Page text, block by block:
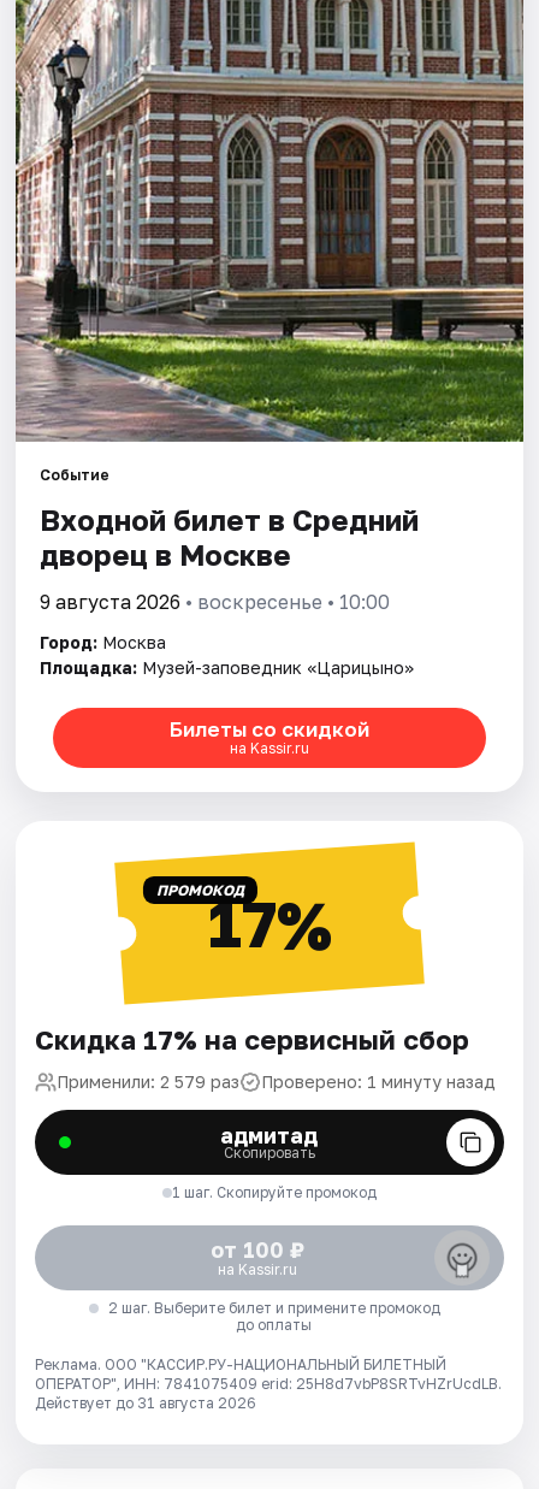
Города
Площадки
Артисты
Рейтинги
Событие
Входной билет в Средний
дворец в Москве
9 августа 2026 • воскресенье • 10:00
Город: Москва
Площадка: Музей-заповедник «Царицыно»
Билеты со скидкой
на Kassir.ru
ПРОМОКОД17%
Скидка 17% на сервисный сбор
Применили: 2 579 раз Проверено: 1 минуту назад
адмитад
Скопировать
1 шаг. Скопируйте промокод
от 100 ₽
на Kassir.ru
2 шаг. Выберите билет и примените промокод
до оплаты
Реклама. ООО "КАССИР.РУ-НАЦИОНАЛЬНЫЙ БИЛЕТНЫЙ
ОПЕРАТОР", ИНН: 7841075409 erid: 25H8d7vbP8SRTvHZrUcdLB.
Действует до 31 августа 2026